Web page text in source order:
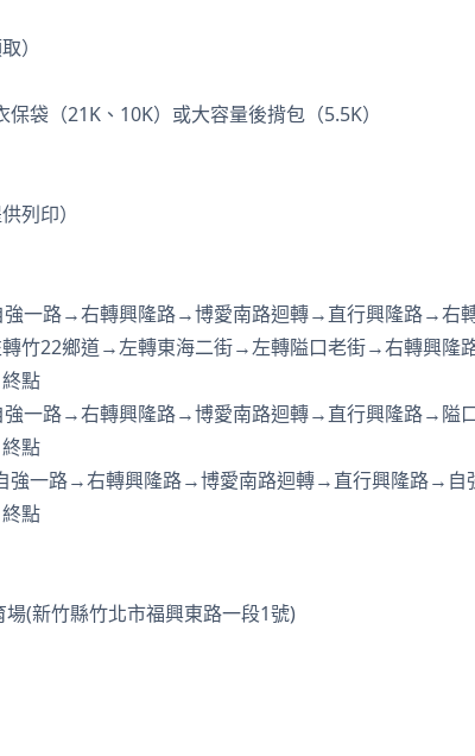
）
袋（21K、10K）或大容量後揹包（5.5K）
列印）
強一路→右轉興隆路→博愛南路迴轉→直行興隆路→右
竹22鄉道→左轉東海二街→左轉隘口老街→右轉興隆
點
強一路→右轉興隆路→博愛南路迴轉→直行興隆路→隘
點
強一路→右轉興隆路→博愛南路迴轉→直行興隆路→自
點
場(新竹縣竹北市福興東路一段1號)